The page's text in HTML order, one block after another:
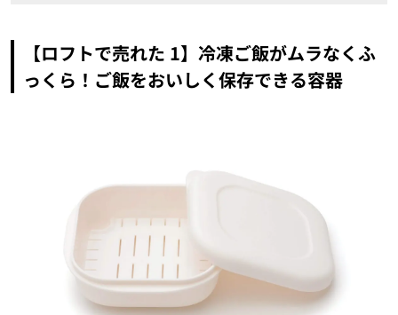
【ロフトで売れた 1】冷凍ご飯がムラなくふ
っくら！ご飯をおいしく保存できる容器